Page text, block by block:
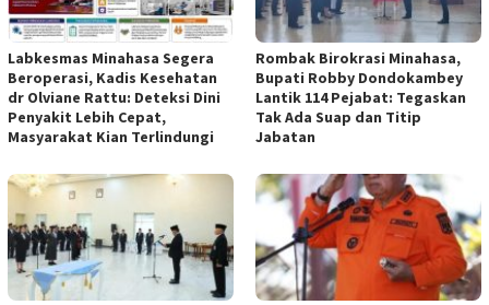
Labkesmas Minahasa Segera
Beroperasi, Kadis Kesehatan
dr Olviane Rattu: Deteksi Dini
Penyakit Lebih Cepat,
Masyarakat Kian Terlindungi
Rombak Birokrasi Minahasa,
Bupati Robby Dondokambey
Lantik 114 Pejabat: Tegaskan
Tak Ada Suap dan Titip
Jabatan